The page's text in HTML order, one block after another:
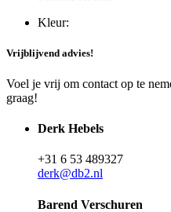
Kleur:
Vrijblijvend advies!
Voel je vrij om contact op te
graag!
Derk Hebels
+31 6 53 489327
derk@db2.nl
Barend Verschuren